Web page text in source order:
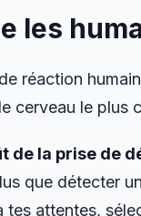
les
réaction
cerveau le plus
de la prise de
que détecter
tes attentes,